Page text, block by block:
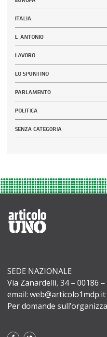
ITALIA
L_ANTONIO
LAVORO
LO SPUNTINO
PARLAMENTO
POLITICA
SENZA CATEGORIA
SEDE NAZIONALE
Via Zanardelli, 34 – 00186 –
email: web@articolo1mdp.it
Per domande